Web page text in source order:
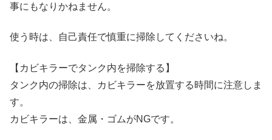
事にもなりかねません。
使う時は、自己責任で慎重に掃除してくださいね。
【カビキラーでタンク内を掃除する】
タンク内の掃除は、カビキラーを放置する時間に注意しま
す。
カビキラーは、金属・ゴムがNGです。